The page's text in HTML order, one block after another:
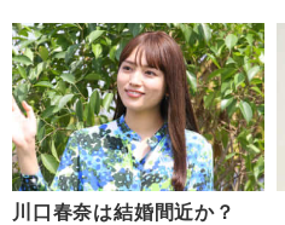
川口春奈は結婚間近か？